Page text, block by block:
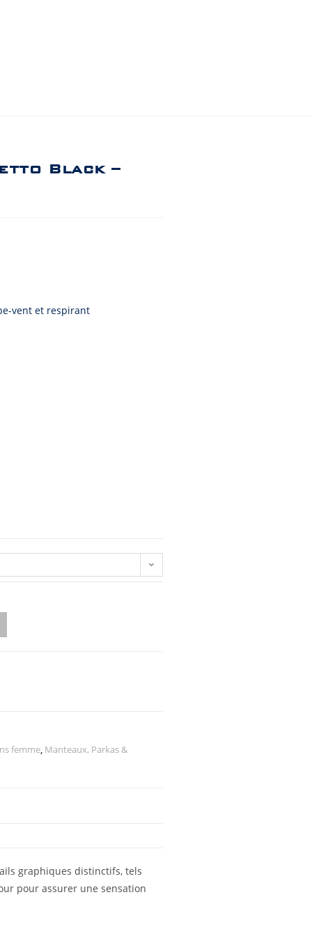
Black –
vent et respirant
femme, Manteaux, Parkas &
graphiques distinctifs, tels
pour assurer une sensation